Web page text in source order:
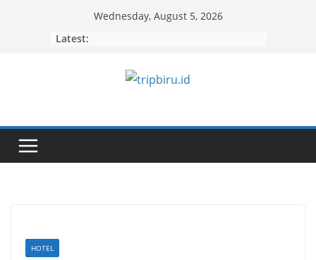
Wednesday, August 5, 2026
Latest:
HOTEL